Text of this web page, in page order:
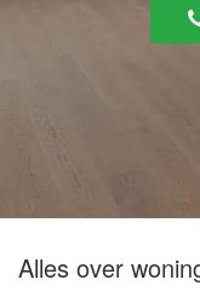
Alles over